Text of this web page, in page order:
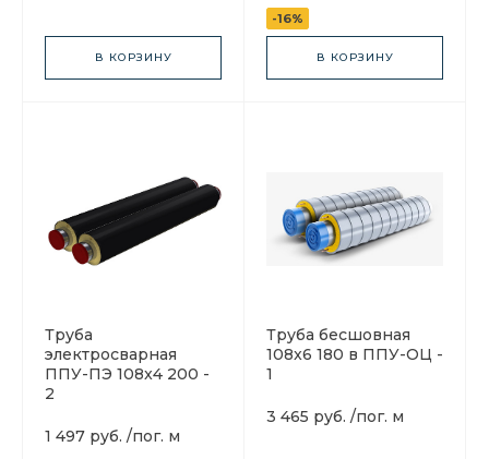
В КОРЗИНУ
-16%
В КОРЗИНУ
Труба
электросварная
ППУ-ПЭ 108x4 200 -
2
1 497 руб. /пог. м
Труба бесшовная
108x6 180 в ППУ-ОЦ -
1
3 465 руб. /пог. м